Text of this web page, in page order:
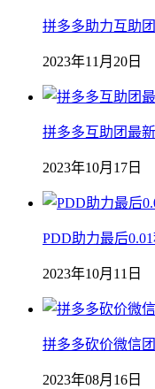
拼多多助力互助
2023年11月20日
拼多多互助团最
2023年10月17日
PDD助力最后
2023年10月11日
拼多多砍价微信
2023年08月16日